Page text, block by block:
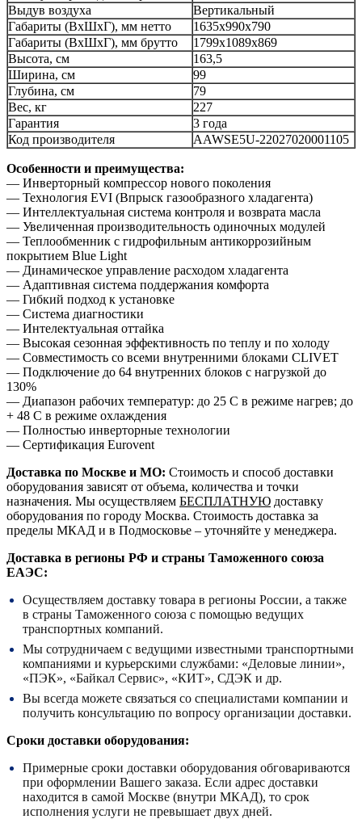
Выдув воздуха
Вертикальный
Габариты (ВxШxГ), мм нетто
1635x990x790
Габариты (ВxШxГ), мм брутто
1799х1089х869
Высота, см
163,5
Ширина, см
99
Глубина, см
79
Вес, кг
227
Гарантия
3 года
Код производителя
AAWSE5U-22027020001105
Особенности и преимущества:
— Инверторный компрессор нового поколения
— Технология EVI (Впрыск газообразного хладагента)
— Интеллектуальная система контроля и возврата масла
— Увеличенная производительность одиночных модулей
— Теплообменник с гидрофильным антикоррозийным
покрытием Blue Light
— Динамическое управление расходом хладагента
— Адаптивная система поддержания комфорта
— Гибкий подход к установке
— Система диагностики
— Интелектуальная оттайка
— Высокая сезонная эффективность по теплу и по холоду
— Совместимость со всеми внутренними блоками CLIVET
— Подключение до 64 внутренних блоков с нагрузкой до
130%
— Диапазон рабочих температур: до 25 С в режиме нагрев; до
+ 48 С в режиме охлаждения
— Полностью инверторные технологии
— Сертификация Eurovent
Доставка по Москве и МО: Стоимость и способ доставки
оборудования зависят от объема, количества и точки
назначения. Мы осуществляем БЕСПЛАТНУЮ доставку
оборудования по городу Москва. Стоимость доставка за
пределы МКАД и в Подмосковье – уточняйте у менеджера.
Доставка в регионы РФ и страны Таможенного союза
ЕАЭС:
Осуществляем доставку товара в регионы России, а также
в страны Таможенного союза с помощью ведущих
транспортных компаний.
Мы сотрудничаем с ведущими известными транспортными
компаниями и курьерскими службами: «Деловые линии»,
«ПЭК», «Байкал Сервис», «КИТ», СДЭК и др.
Вы всегда можете связаться со специалистами компании и
получить консультацию по вопросу организации доставки.
Сроки доставки оборудования:
Примерные сроки доставки оборудования обговариваются
при оформлении Вашего заказа. Если адрес доставки
находится в самой Москве (внутри МКАД), то срок
исполнения услуги не превышает двух дней.